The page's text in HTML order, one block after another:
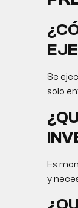
Se
solo
Es
y